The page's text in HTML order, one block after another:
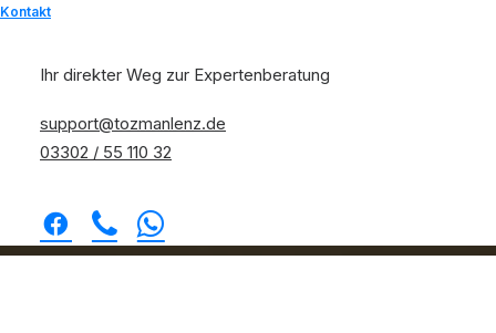
Kontakt
Ihr direkter Weg zur Expertenberatung
support@tozmanlenz.de
03302 / 55 110 32